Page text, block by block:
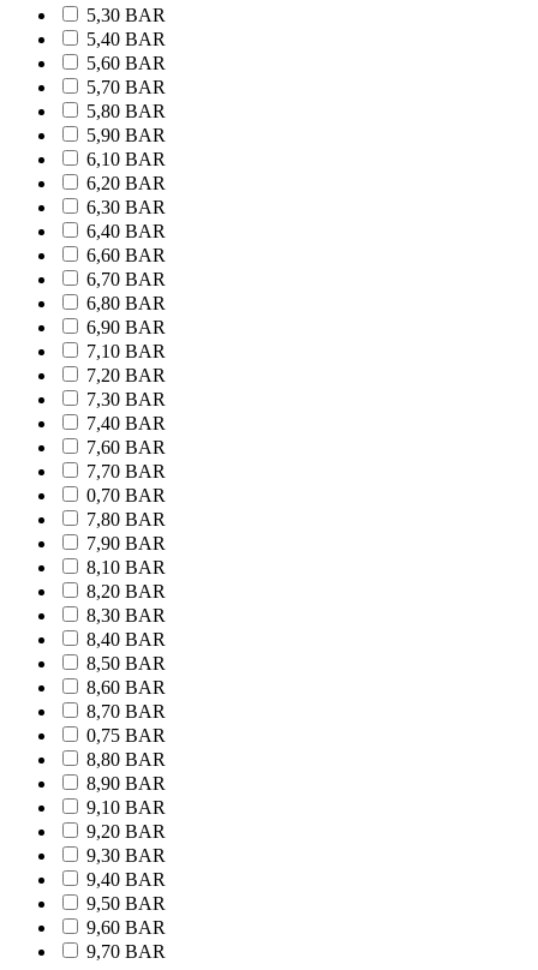
5,30 BAR
5,40 BAR
5,60 BAR
5,70 BAR
5,80 BAR
5,90 BAR
6,10 BAR
6,20 BAR
6,30 BAR
6,40 BAR
6,60 BAR
6,70 BAR
6,80 BAR
6,90 BAR
7,10 BAR
7,20 BAR
7,30 BAR
7,40 BAR
7,60 BAR
7,70 BAR
0,70 BAR
7,80 BAR
7,90 BAR
8,10 BAR
8,20 BAR
8,30 BAR
8,40 BAR
8,50 BAR
8,60 BAR
8,70 BAR
0,75 BAR
8,80 BAR
8,90 BAR
9,10 BAR
9,20 BAR
9,30 BAR
9,40 BAR
9,50 BAR
9,60 BAR
9,70 BAR